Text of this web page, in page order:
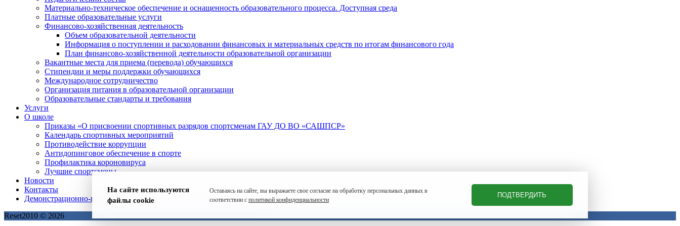
Материально-техническое обеспечение и оснащенность образовательного процесса. Доступная среда
Платные образовательные услуги
Финансово-хозяйственная деятельность
Объем образовательной деятельности
Информация о поступлении и расходовании финансовых и материальных средств по итогам финансового года
План финансово-хозяйственной деятельности образовательной организации
Вакантные места для приема (перевода) обучающихся
Стипендии и меры поддержки обучающихся
Международное сотрудничество
Организация питания в образовательной организации
Образовательные стандарты и требования
Услуги
О школе
Приказы «О присвоении спортивных разрядов спортсменам ГАУ ДО ВО «САШПСР»
Календарь спортивных мероприятий
Противодействие коррупции
Антидопинговое обеспечение в спорте
Профилактика короновируса
Лучшие спортсмены
Новости
Контакты
Демонстрационно-просветительский центр по адаптивному спорту
Reset2010 © 2026
На сайте используются
файлы cookie
Оставаясь на сайте, вы выражаете свое согласие на обработку персональных данных в
соответствии сполитикой конфиденциальности
ПОДТВЕРДИТЬ